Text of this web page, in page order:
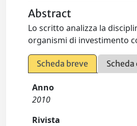
Abstract
Lo scritto analizza la
organismi di investimento
Scheda breve
Anno
2010
Rivista